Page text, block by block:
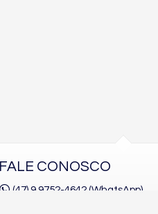
FALE CONOSCO
(47) 9.9752-4642 (WhatsApp)